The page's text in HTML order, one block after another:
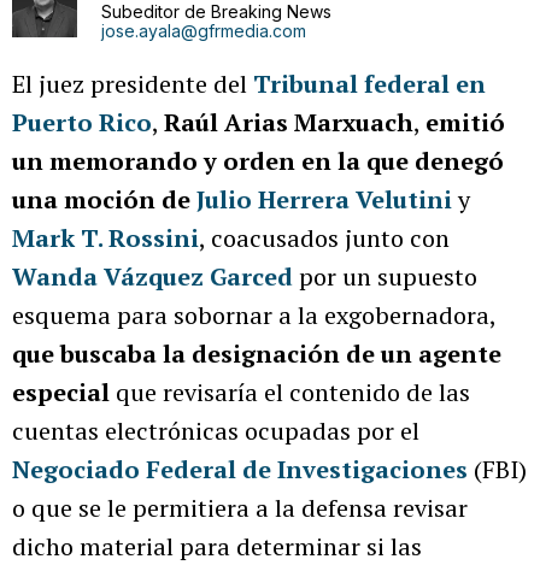
Subeditor de Breaking News
jose.ayala@gfrmedia.com
El juez presidente del Tribunal federal en
Puerto Rico, Raúl Arias Marxuach, emitió
un memorando y orden en la que denegó
una moción deJulio Herrera Velutiniy
Mark T. Rossini, coacusados junto con
Wanda Vázquez Garcedpor un supuesto
esquema para sobornar a la exgobernadora,
que buscaba la designación de un agente
especial que revisaría el contenido de las
cuentas electrónicas ocupadas por el
Negociado Federal de Investigaciones (FBI)
o que se le permitiera a la defensa revisar
dicho material para determinar si las